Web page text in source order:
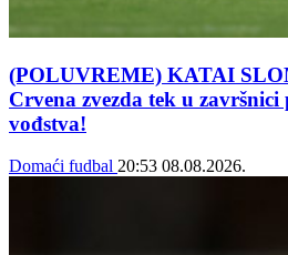
(POLUVREME) KATAI
Crvena zvezda tek u
vođstva!
Domaći fudbal 20:53 08.08.2026.